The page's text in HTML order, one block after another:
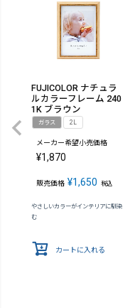
FUJICOLOR ナチュラ
ルカラーフレーム 240
1K ブラウン
ガラス 2L
メーカー希望小売価格
¥1,870
販売価格 ¥1,650 税込
やさしいカラーがインテリアに馴染
む
カートに入れる